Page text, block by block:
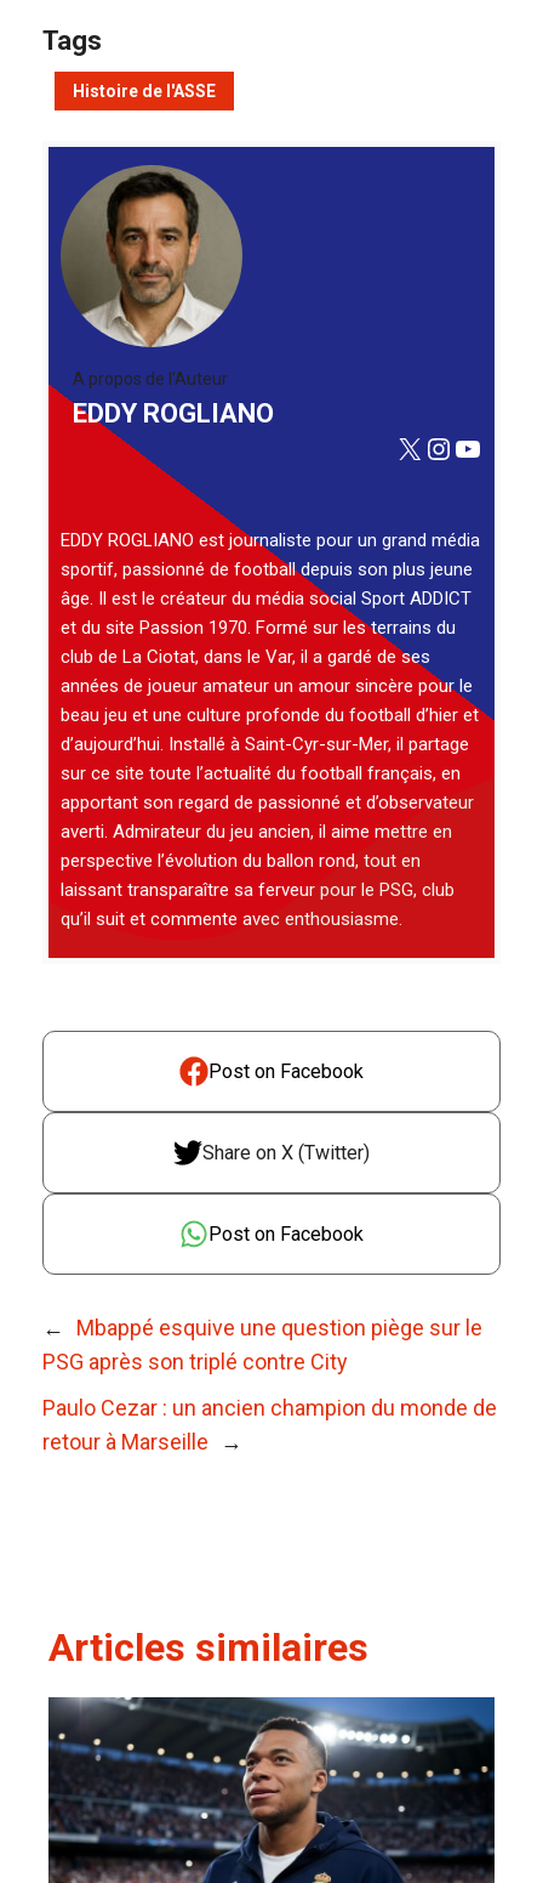
Tags
Histoire de l'ASSE
A propos de l'Auteur
EDDY ROGLIANO
X
EDDY ROGLIANO est journaliste pour un grand média
sportif, passionné de football depuis son plus jeune
âge. Il est le créateur du média social Sport ADDICT
et du site Passion 1970. Formé sur les terrains du
club de La Ciotat, dans le Var, il a gardé de ses
années de joueur amateur un amour sincère pour le
beau jeu et une culture profonde du football d’hier et
d’aujourd’hui. Installé à Saint-Cyr-sur-Mer, il partage
sur ce site toute l’actualité du football français, en
apportant son regard de passionné et d’observateur
averti. Admirateur du jeu ancien, il aime mettre en
perspective l’évolution du ballon rond, tout en
laissant transparaître sa ferveur pour le PSG, club
qu’il suit et commente avec enthousiasme.
Post on Facebook
Share on X (Twitter)
Post on Facebook
←
Mbappé esquive une question piège sur le
PSG après son triplé contre City
Paulo Cezar : un ancien champion du monde de
retour à Marseille
→
Articles similaires